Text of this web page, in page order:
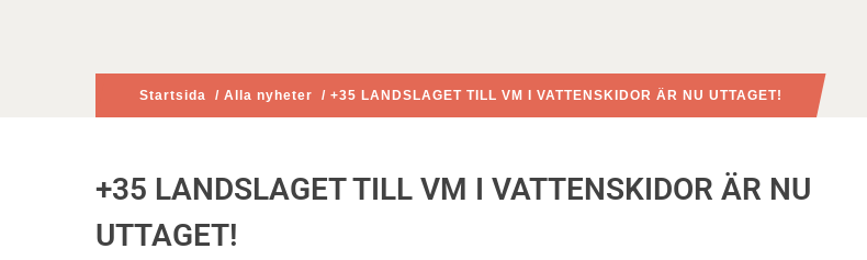
Startsida / Alla nyheter / +35 LANDSLAGET TILL VM I VATTENSKIDOR ÄR NU UTTAGET!
+35 LANDSLAGET TILL VM I VATTENSKIDOR ÄR NU
UTTAGET!